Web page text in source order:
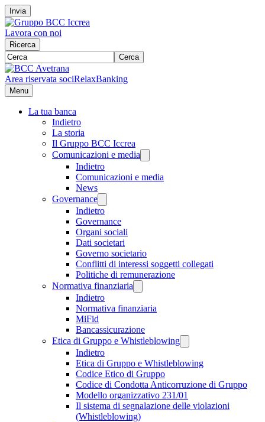
Invia
Lavora con noi
Ricerca
Cerca
Area riservata sociRelaxBanking
Menu
La tua banca
Indietro
La storia
Il Gruppo BCC Iccrea
Comunicazioni e media
Indietro
Comunicazioni e media
News
Governance
Indietro
Governance
Organi sociali
Dati societari
Governo societario
Conflitti di interessi soggetti collegati
Politiche di remunerazione
Normativa finanziaria
Indietro
Normativa finanziaria
MiFid
Bancassicurazione
Etica di Gruppo e Whistleblowing
Indietro
Etica di Gruppo e Whistleblowing
Codice Etico di Gruppo
Codice di Condotta Anticorruzione di Gruppo
Modello organizzativo 231/01
Il sistema di segnalazione delle violazioni
(Whistleblowing)